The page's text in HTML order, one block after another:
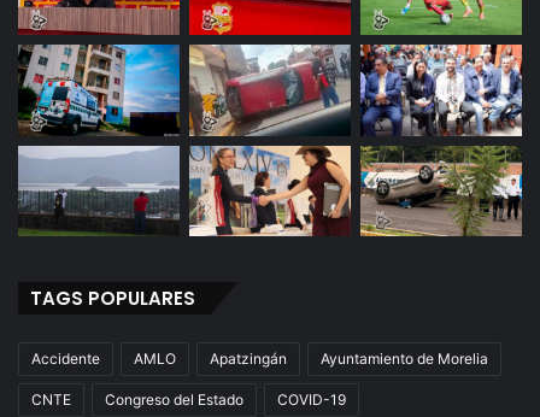
TAGS POPULARES
Accidente AMLO Apatzingán Ayuntamiento de Morelia
CNTE Congreso del Estado COVID-19